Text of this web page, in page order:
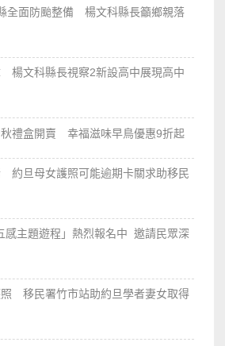
全面防颱整備 楊文科縣長籲鄉親落
楊文科縣長視察2新設高中展現高中
禮盒開賣 幸福滋味早鳥優惠9折起
約旦母女護照可能逾期卡關求助移民
感主題遊程」熱烈報名中 邀請民眾深
移民署竹市站助約旦學者妻女取得